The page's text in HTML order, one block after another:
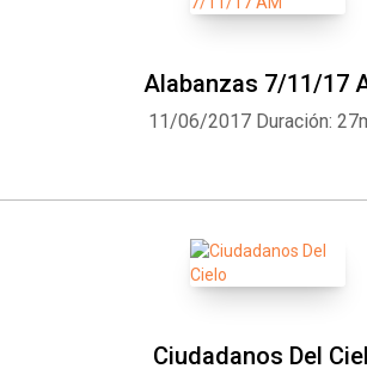
Alabanzas 7/11/17
11/06/2017 Duración:
Ciudadanos Del